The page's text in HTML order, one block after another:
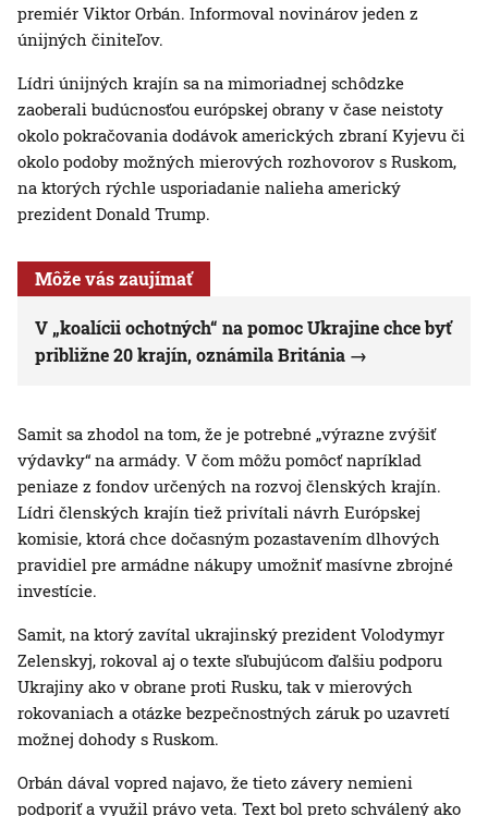
premiér Viktor Orbán. Informoval novinárov jeden z
únijných činiteľov.
Lídri únijných krajín sa na mimoriadnej schôdzke
zaoberali budúcnosťou európskej obrany v čase neistoty
okolo pokračovania dodávok amerických zbraní Kyjevu či
okolo podoby možných mierových rozhovorov s Ruskom,
na ktorých rýchle usporiadanie nalieha americký
prezident Donald Trump.
Môže vás zaujímať
V „koalícii ochotných“ na pomoc Ukrajine chce byť
približne 20 krajín, oznámila Británia
Samit sa zhodol na tom, že je potrebné „výrazne zvýšiť
výdavky“ na armády. V čom môžu pomôcť napríklad
peniaze z fondov určených na rozvoj členských krajín.
Lídri členských krajín tiež privítali návrh Európskej
komisie, ktorá chce dočasným pozastavením dlhových
pravidiel pre armádne nákupy umožniť masívne zbrojné
investície.
Samit, na ktorý zavítal ukrajinský prezident Volodymyr
Zelenskyj, rokoval aj o texte sľubujúcom ďalšiu podporu
Ukrajiny ako v obrane proti Rusku, tak v mierových
rokovaniach a otázke bezpečnostných záruk po uzavretí
možnej dohody s Ruskom.
Orbán dával vopred najavo, že tieto závery nemieni
podporiť a využil právo veta. Text bol preto schválený ako